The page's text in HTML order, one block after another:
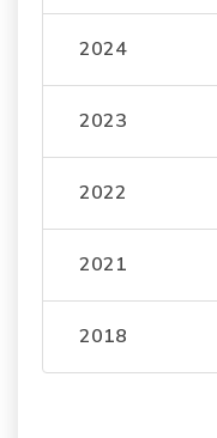
2024
2023
2022
2021
2018